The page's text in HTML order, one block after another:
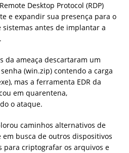
Desktop Protocol (RDP)
e expandir sua presença para o
antes de implantar a
da ameaça descartaram um
(win.zip) contendo a carga
mas a ferramenta EDR da
em quarentena,
o ataque.
caminhos alternativos de
busca de outros dispositivos
para criptografar os arquivos e